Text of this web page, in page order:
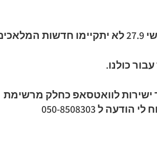
כולנו.
ישירות לוואטסאפ כחלק מרשימת
ל 050-8508303